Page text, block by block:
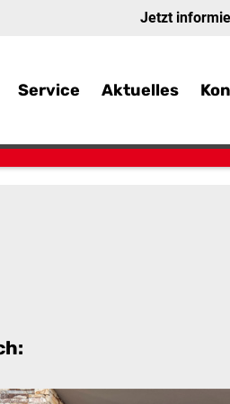
Jetzt
Service Aktuelles